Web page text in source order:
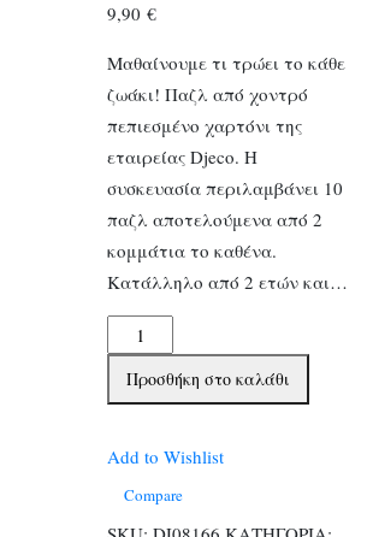
9,90€
Μαθαίνουμε τι τρώει το κάθε
ζωάκι! Παζλ από χοντρό
πεπιεσμένο χαρτόνι της
εταιρείας Djeco. Η
συσκευασία περιλαμβάνει 10
παζλ αποτελούμενα από 2
κομμάτια το καθένα.
Κατάλληλο από 2 ετών και…
Djeco
10
Παζλ
2
κομμάτια
Προσθήκη στο καλάθι
Add to Wishlist
Compare